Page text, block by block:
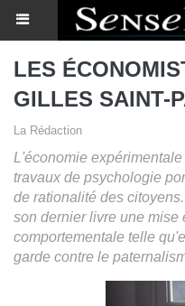
LES
GILLES SAINT-
La Rédaction
L'économie
travaux de psychologie
de rationalité des
son dernier livre une mise
comportementale telle
garde contre le